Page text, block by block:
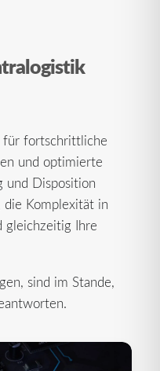
fortschrittliche
und optimierte
und Disposition
die Komplexität in
gleichzeitig Ihre
sind im Stande,